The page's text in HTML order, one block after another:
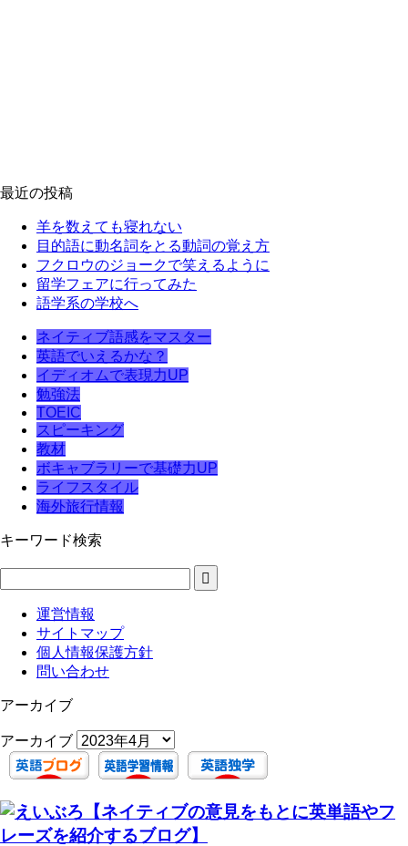
最近の投稿
羊を数えても寝れない
目的語に動名詞をとる動詞の覚え方
フクロウのジョークで笑えるように
留学フェアに行ってみた
語学系の学校へ
ネイティブ語感をマスター
英語でいえるかな？
イディオムで表現力UP
勉強法
TOEIC
スピーキング
教材
ボキャブラリーで基礎力UP
ライフスタイル
海外旅行情報
キーワード検索
運営情報
サイトマップ
個人情報保護方針
問い合わせ
アーカイブ
アーカイブ